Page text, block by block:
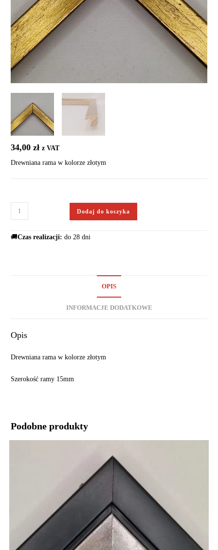
34,00zł z VAT
Drewniana rama w kolorze złotym
Dodaj do koszyka
🚚Czas realizacji:do 28 dni
OPIS
INFORMACJE DODATKOWE
Opis
Drewniana rama w kolorze złotym
Szerokość ramy 15mm
Podobne produkty